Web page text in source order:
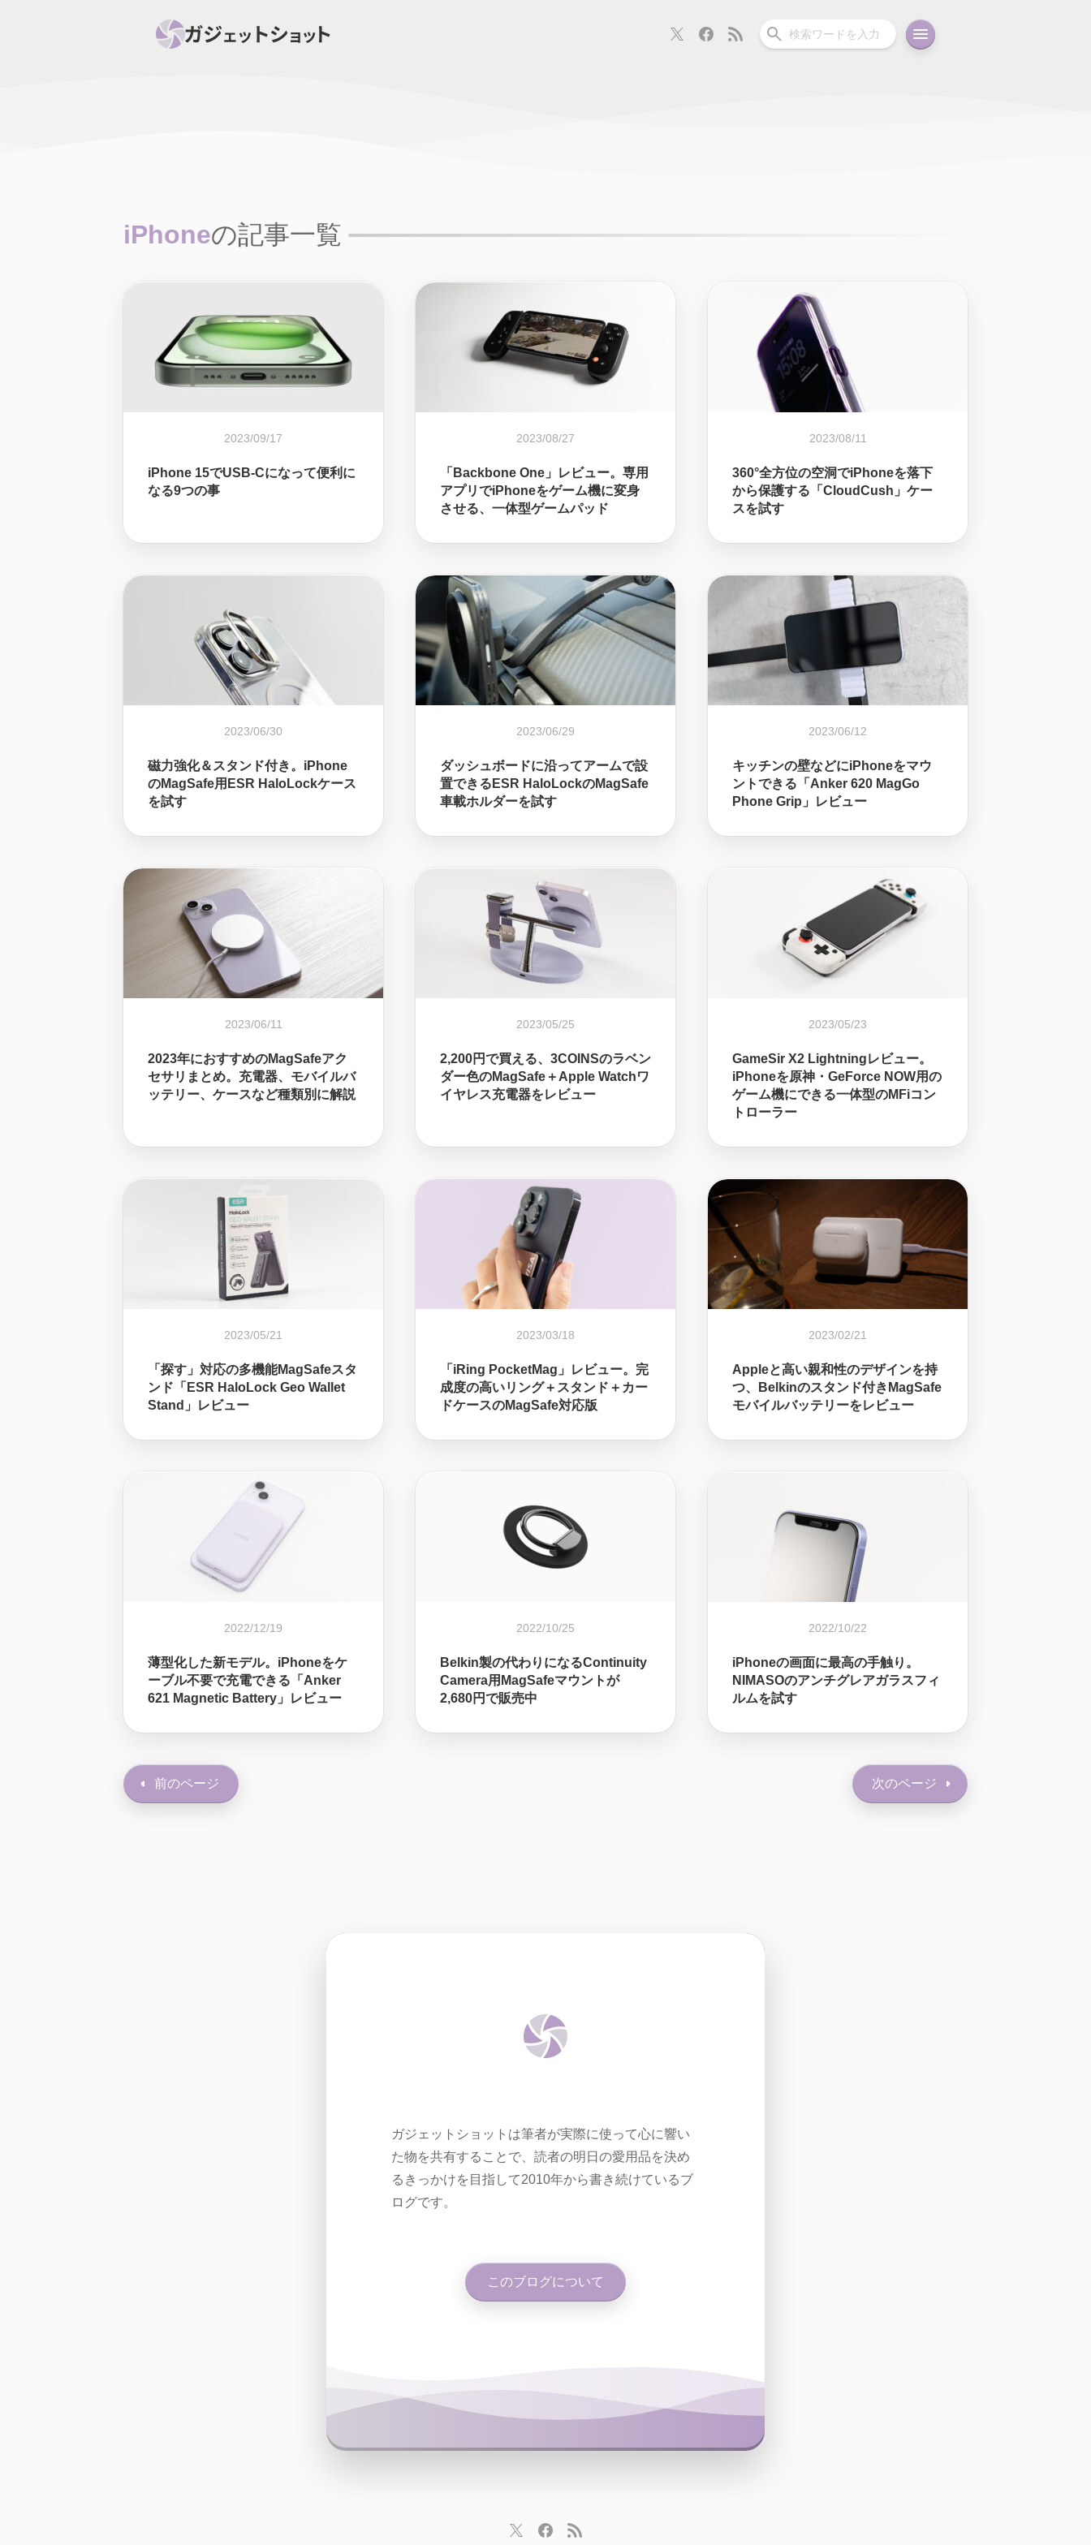
iPhoneの記事一覧
2023/09/17
iPhone 15でUSB-Cになって便利に
なる9つの事
2023/08/27
「Backbone One」レビュー。専用
アプリでiPhoneをゲーム機に変身
させる、一体型ゲームパッド
2023/08/11
360°全方位の空洞でiPhoneを落下
から保護する「CloudCush」ケー
スを試す
2023/06/30
磁力強化＆スタンド付き。iPhone
のMagSafe用ESR HaloLockケース
を試す
2023/06/29
ダッシュボードに沿ってアームで設
置できるESR HaloLockのMagSafe
車載ホルダーを試す
2023/06/12
キッチンの壁などにiPhoneをマウ
ントできる「Anker 620 MagGo
Phone Grip」レビュー
2023/06/11
2023年におすすめのMagSafeアク
セサリまとめ。充電器、モバイルバ
ッテリー、ケースなど種類別に解説
2023/05/25
2,200円で買える、3COINSのラベン
ダー色のMagSafe＋Apple Watchワ
イヤレス充電器をレビュー
2023/05/23
GameSir X2 Lightningレビュー。
iPhoneを原神・GeForce NOW用の
ゲーム機にできる一体型のMFiコン
トローラー
2023/05/21
「探す」対応の多機能MagSafeスタ
ンド「ESR HaloLock Geo Wallet
Stand」レビュー
2023/03/18
「iRing PocketMag」レビュー。完
成度の高いリング＋スタンド＋カー
ドケースのMagSafe対応版
2023/02/21
Appleと高い親和性のデザインを持
つ、Belkinのスタンド付きMagSafe
モバイルバッテリーをレビュー
2022/12/19
薄型化した新モデル。iPhoneをケ
ーブル不要で充電できる「Anker
621 Magnetic Battery」レビュー
2022/10/25
Belkin製の代わりになるContinuity
Camera用MagSafeマウントが
2,680円で販売中
2022/10/22
iPhoneの画面に最高の手触り。
NIMASOのアンチグレアガラスフィ
ルムを試す
前のページ 次のページ
ガジェットショットは筆者が実際に使って心に響い
た物を共有することで、読者の明日の愛用品を決め
るきっかけを目指して2010年から書き続けているブ
ログです。
このブログについて